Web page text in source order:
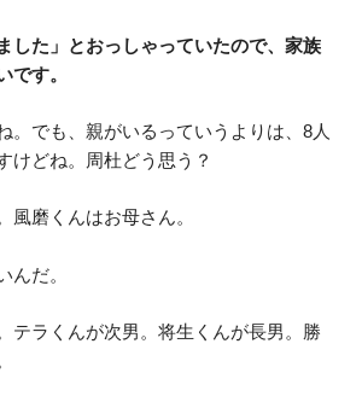
た」とおっしゃっていたので、家族
です。
でも、親がいるっていうよりは、8人
けどね。周杜どう思う？
磨くんはお母さん。
だ。
テラくんが次男。将生くんが長男。勝